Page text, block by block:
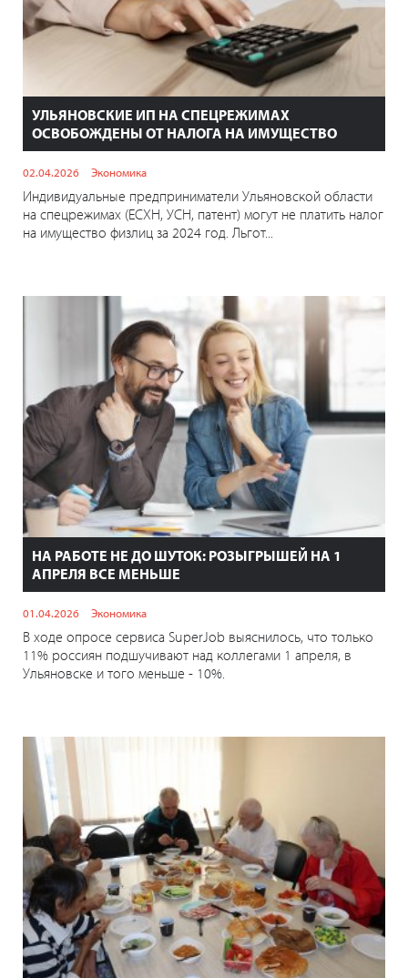
УЛЬЯНОВСКИЕ ИП НА СПЕЦРЕЖИМАХ
ОСВОБОЖДЕНЫ ОТ НАЛОГА НА ИМУЩЕСТВО
02.04.2026 Экономика
Индивидуальные предприниматели Ульяновской области
на спецрежимах (ЕСХН, УСН, патент) могут не платить налог
на имущество физлиц за 2024 год. Льгот...
НА РАБОТЕ НЕ ДО ШУТОК: РОЗЫГРЫШЕЙ НА 1
АПРЕЛЯ ВСЕ МЕНЬШЕ
01.04.2026 Экономика
В ходе опросе сервиса SuperJob выяснилось, что только
11% россиян подшучивают над коллегами 1 апреля, в
Ульяновске и того меньше - 10%.